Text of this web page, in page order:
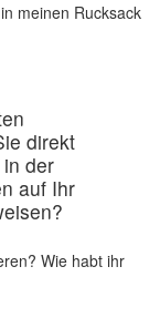
meinen Rucksack
direkt
der
auf Ihr
Wie habt ihr